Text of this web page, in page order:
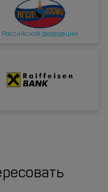
Российской федерации